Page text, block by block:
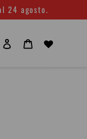
24 agosto.
Accedi Carrello